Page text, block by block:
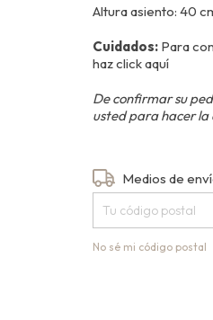
Altura asiento: 40
Cuidados: Para
hazclick aquí
De confirmar su
usted para hacer la
Entregas para el
Medios de
No sé mi código postal